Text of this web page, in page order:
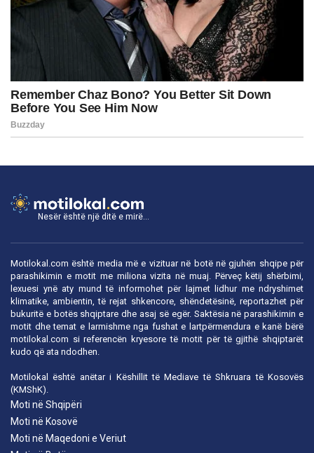
Nesër është një ditë e mirë...
Motilokal.com është media më e vizituar në botë në gjuhën shqipe për
parashikimin e motit me miliona vizita në muaj. Përveç këtij shërbimi,
lexuesi ynë aty mund të informohet për lajmet lidhur me ndryshimet
klimatike, ambientin, të rejat shkencore, shëndetësinë, reportazhet për
bukuritë e botës shqiptare dhe asaj së egër. Saktësia në parashikimin e
motit dhe temat e larmishme nga fushat e lartpërmendura e kanë bërë
motilokal.com si referencën kryesore të motit për të gjithë shqiptarët
kudo që ata ndodhen.
Motilokal është anëtar i Këshillit të Mediave të Shkruara të Kosovës
(KMShK).
Moti në Shqipëri
Moti në Kosovë
Moti në Maqedoni e Veriut